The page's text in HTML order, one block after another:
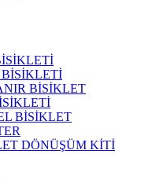
BİSİKLET
BİSİKLET
DÖNÜŞÜM KİTİ